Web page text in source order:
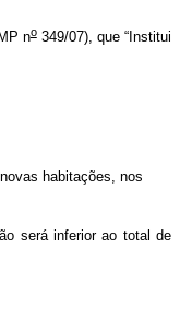
no349/07), que “Institui
habitações, nos
será inferior ao total de